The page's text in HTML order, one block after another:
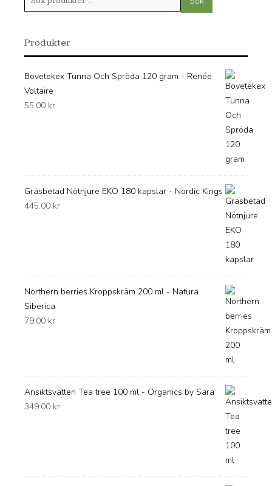
efter:
Produkter
Bovetekex Tunna Och Spröda 120 gram - Renée
Voltaire
55.00 kr
Gräsbetad Nötnjure EKO 180 kapslar - Nordic Kings
445.00 kr
Northern berries Kroppskräm 200 ml - Natura
Siberica
79.00 kr
Ansiktsvatten Tea tree 100 ml - Organics by Sara
349.00 kr